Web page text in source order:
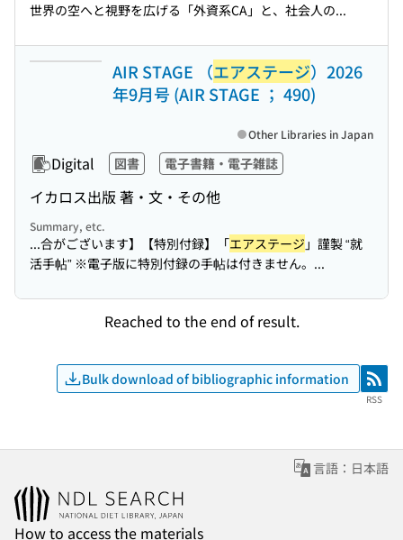
世界の空へと視野を広げる「外資系CA」と、社会人の...
AIR STAGE （エアステージ）2026
年9月号 (AIR STAGE ； 490)
Digital 図書 電子書籍・電子雑誌
イカロス出版 著・文・その他
Other Libraries in Japan
Summary, etc.
...合がございます】【特別付録】「エアステージ 」謹製 “就
活手帖” ※電子版に特別付録の手帖は付きません。...
Reached to the end of result.
Bulk download of bibliographic information RSS
RSS
言語：日本語
How to access the materials